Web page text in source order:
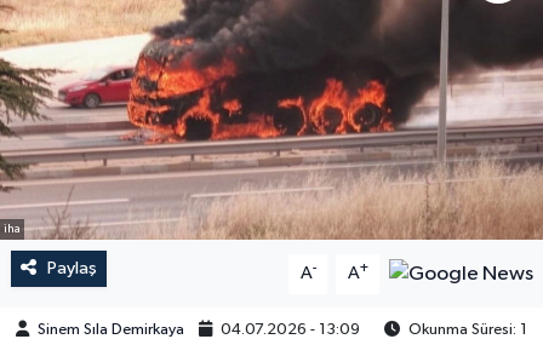
iha
Paylaş A- A+
Sinem Sıla Demirkaya 04.07.2026 - 13:09
Okunma Süresi: 1